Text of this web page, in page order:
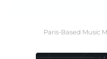
Paris-Based Music